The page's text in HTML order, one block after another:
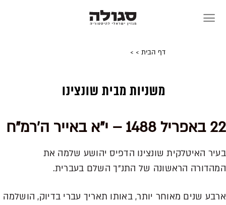
דף הבית >
>
משניות מבית שונצינו
22 באפריל 1488 – י"א באייר ה'רמ"ח
בעיר האיטלקית שונצינו הדפיס יהושע שלמה את
המהדורה הראשונה של התנ"ך השלם בעברית.
ארבע שנים מאוחר יותר, באותו תאריך עברי בדיוק, הושלמה